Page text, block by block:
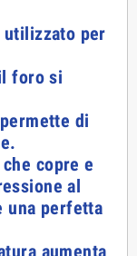
utilizzato per
foro si
di
copre e
al
una perfetta